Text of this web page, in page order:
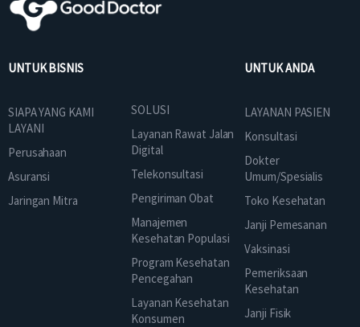
UNTUK BISNIS
SIAPA YANG KAMI
LAYANI
Perusahaan
Asuransi
Jaringan Mitra
SOLUSI
Layanan Rawat Jalan
Digital
Telekonsultasi
Pengiriman Obat
Manajemen
Kesehatan Populasi
Program Kesehatan
Pencegahan
Layanan Kesehatan
Konsumen
UNTUK ANDA
LAYANAN PASIEN
Konsultasi
Dokter
Umum/Spesialis
Toko Kesehatan
Janji Pemesanan
Vaksinasi
Pemeriksaan
Kesehatan
Janji Fisik